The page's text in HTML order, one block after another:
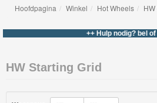
BigJigs
Rails
Road
Märklin
Hoofdpagina
Winkel Hot Wheels
++ Hulp nodig? bel of
HW Starting Grid